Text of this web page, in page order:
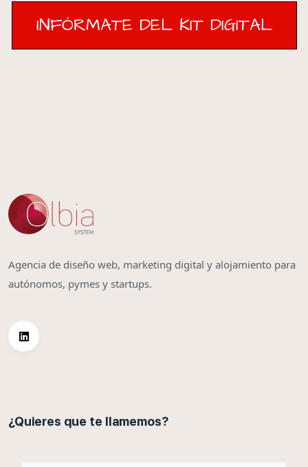
INFÓRMATE DEL KIT DIGITAL
INFÓRMATE DEL KIT DIGITAL
Agencia de diseño web, marketing digital y alojamiento para
autónomos, pymes y startups.
¿Quieres que te llamemos?